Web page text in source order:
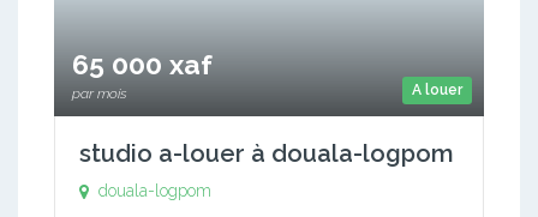
A louer
65 000 xaf
par mois
studio a-louer à douala-logpom
douala-logpom